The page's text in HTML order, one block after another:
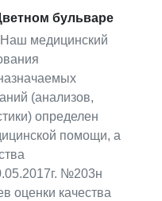
бульваре
Наш медицинский
(анализов,
определен
помощи, а
№203н
оценки качества